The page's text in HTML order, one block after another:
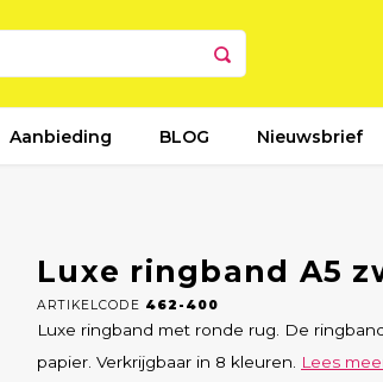
Aanbieding BLOG Nieuwsbrief
Luxe ringband A5
ARTIKELCODE 462-400
Luxe ringband met ronde rug. De
papier. Verkrijgbaar in 8 kleuren.
Lees